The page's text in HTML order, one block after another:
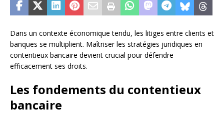
Dans un contexte économique tendu, les litiges entre clients et
banques se multiplient. Maîtriser les stratégies juridiques en
contentieux bancaire devient crucial pour défendre
efficacement ses droits.
Les fondements du contentieux
bancaire